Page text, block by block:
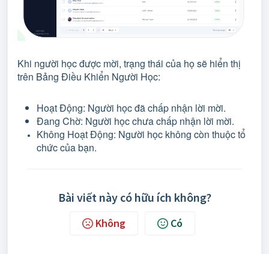
Khi người học được mời, trạng thái của họ sẽ hiển thị
trên Bảng Điều Khiển Người Học:
Hoạt Động: Người học đã chấp nhận lời mời.
Đang Chờ: Người học chưa chấp nhận lời mời.
Không Hoạt Động: Người học không còn thuộc tổ
chức của bạn.
Bài viết này có hữu ích không?
Không Có